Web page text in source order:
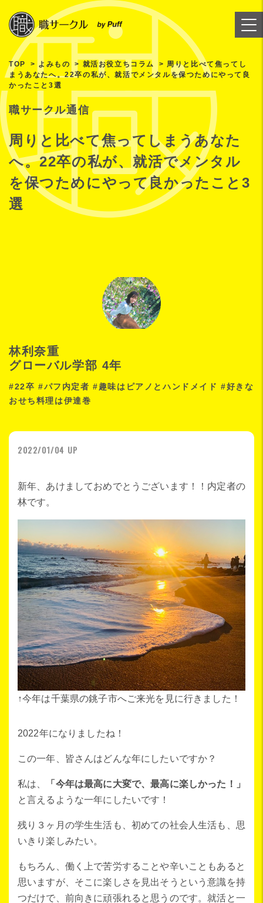
TOP よみもの 就活お役立ちコラム
周りと比べて焦ってし
まうあなたへ。22卒の私が、就活でメンタルを保つためにやって良
かったこと3選
職サークル通信
周りと比べて焦ってしまうあなた
へ。22卒の私が、就活でメンタル
を保つためにやって良かったこと3
選
林利奈重
グローバル学部 4年
#22卒 #パフ内定者 #趣味はピアノとハンドメイド #好きな
おせち料理は伊達巻
2022/01/04 UP
新年、あけましておめでとうございます！！内定者の
林です。
↑今年は千葉県の銚子市へご来光を見に行きました！
2022年になりましたね！
この一年、皆さんはどんな年にしたいですか？
私は、
「今年は最高に大変で、最高に楽しかった！」
と言えるような一年にしたいです！
残り３ヶ月の学生生活も、初めての社会人生活も、思
いきり楽しみたい。
もちろん、働く上で苦労することや辛いこともあると
思いますが、そこに楽しさを見出そうという意識を持
つだけで、前向きに頑張れると思うのです。就活と一